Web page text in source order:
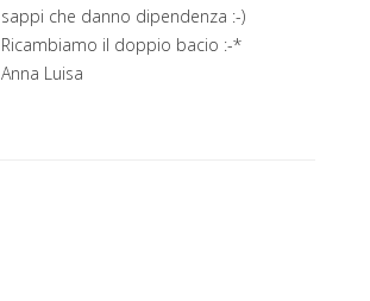
sappi che danno dipendenza :-)
Ricambiamo il doppio bacio :-*
Anna Luisa